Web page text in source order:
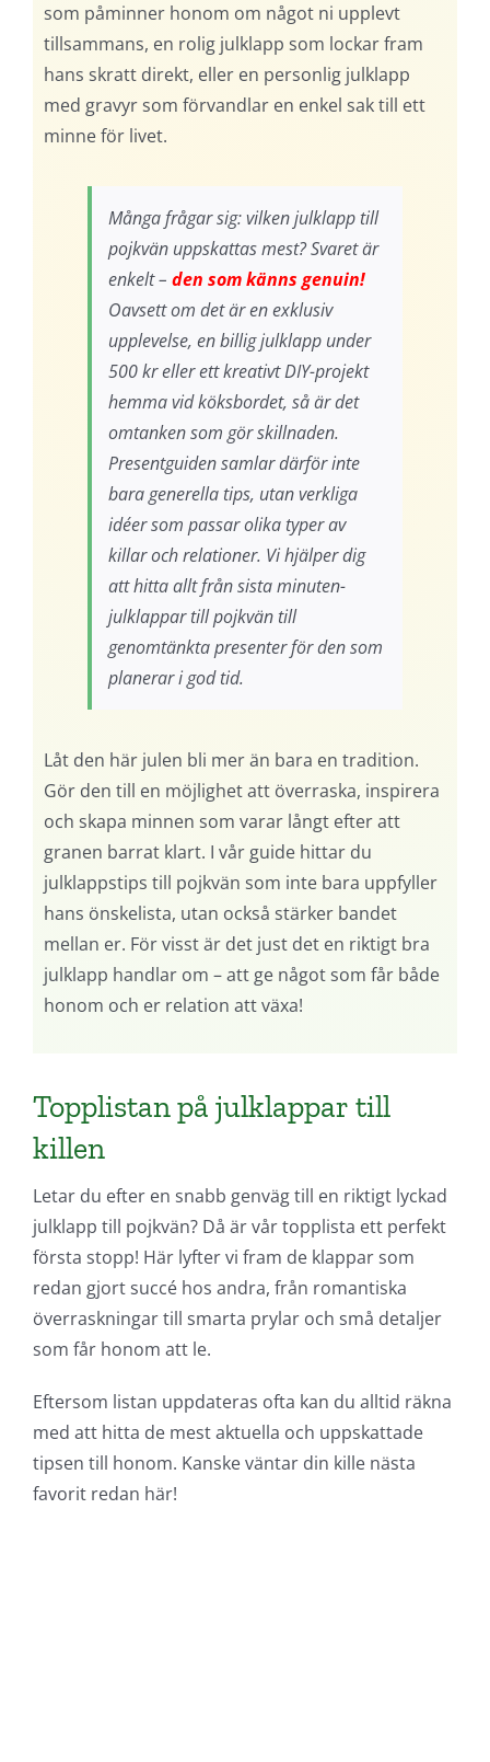
som påminner honom om något ni upplevt
tillsammans, en rolig julklapp som lockar fram
hans skratt direkt, eller en personlig julklapp
med gravyr som förvandlar en enkel sak till ett
minne för livet.
Många frågar sig: vilken julklapp till
pojkvän uppskattas mest? Svaret är
enkelt – den som känns genuin!
Oavsett om det är en exklusiv
upplevelse, en billig julklapp under
500 kr eller ett kreativt DIY-projekt
hemma vid köksbordet, så är det
omtanken som gör skillnaden.
Presentguiden samlar därför inte
bara generella tips, utan verkliga
idéer som passar olika typer av
killar och relationer. Vi hjälper dig
att hitta allt från sista minuten-
julklappar till pojkvän till
genomtänkta presenter för den som
planerar i god tid.
Låt den här julen bli mer än bara en tradition.
Gör den till en möjlighet att överraska, inspirera
och skapa minnen som varar långt efter att
granen barrat klart. I vår guide hittar du
julklappstips till pojkvän som inte bara uppfyller
hans önskelista, utan också stärker bandet
mellan er. För visst är det just det en riktigt bra
julklapp handlar om – att ge något som får både
honom och er relation att växa!
Topplistan på julklappar till
killen
Letar du efter en snabb genväg till en riktigt lyckad
julklapp till pojkvän? Då är vår topplista ett perfekt
första stopp! Här lyfter vi fram de klappar som
redan gjort succé hos andra, från romantiska
överraskningar till smarta prylar och små detaljer
som får honom att le.
Eftersom listan uppdateras ofta kan du alltid räkna
med att hitta de mest aktuella och uppskattade
tipsen till honom. Kanske väntar din kille nästa
favorit redan här!